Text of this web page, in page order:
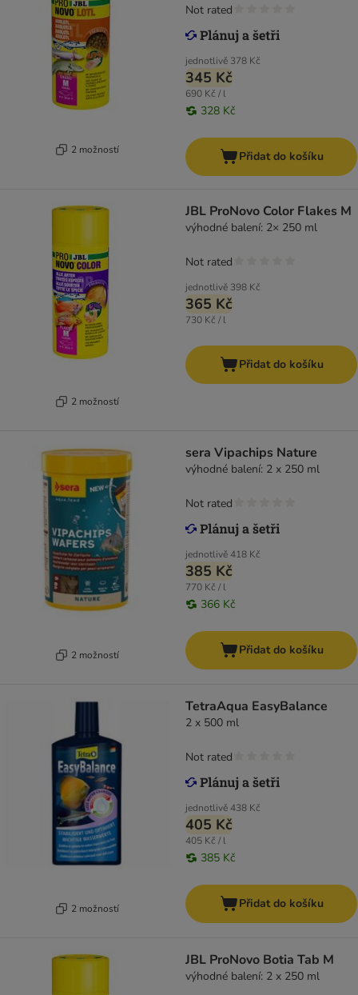
2 možností
jednotlivě 378 Kč
345 Kč
690 Kč / l
328 Kč
Not rated
Přidat do košíku
2 možností
JBL ProNovo Color Flakes M
výhodné balení: 2× 250 ml
jednotlivě 398 Kč
365 Kč
730 Kč / l
Not rated
Přidat do košíku
2 možností
sera Vipachips Nature
výhodné balení: 2 x 250 ml
jednotlivě418 Kč
385 Kč
770 Kč / l
366 Kč
Not rated
Přidat do košíku
2 možností
TetraAqua EasyBalance
2 x 500 ml
jednotlivě438 Kč
405 Kč
405 Kč / l
385 Kč
Not rated
Přidat do košíku
JBL ProNovo Botia Tab M
výhodné balení: 2 x 250 ml